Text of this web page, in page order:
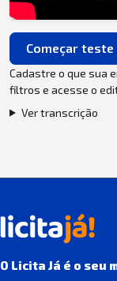
Começar
Cadastre o que sua
filtros e acesse o
Ver transcrição
O Licita Já é o